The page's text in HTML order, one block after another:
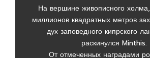
На вершине живописного
миллионов квадратных метров
дух заповедного кипрского
раскинулся Minthis.
От отмеченных наградами